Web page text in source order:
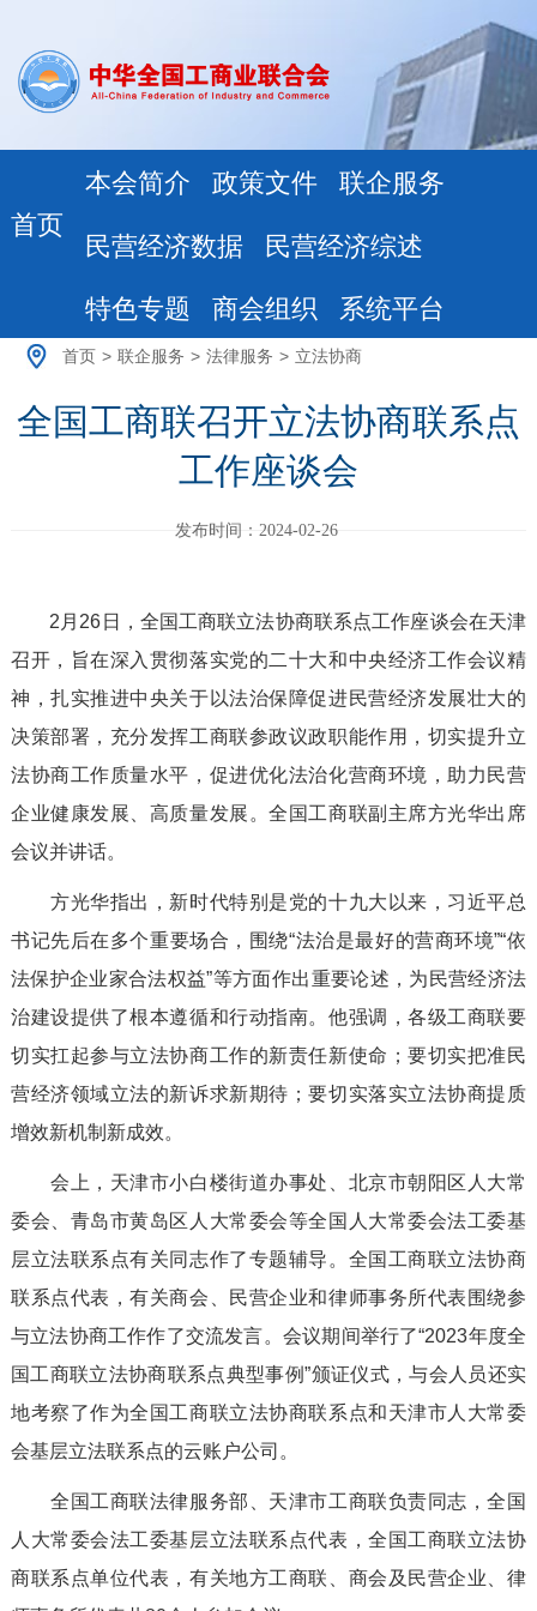
首页
本会简介 政策文件 联企服务
民营经济数据 民营经济综述
特色专题 商会组织 系统平台
首页 > 联企服务 > 法律服务 > 立法协商
全国工商联召开立法协商联系点
工作座谈会
发布时间：2024-02-26
2月26日，全国工商联立法协商联系点工作座谈会在天津
召开，旨在深入贯彻落实党的二十大和中央经济工作会议精
神，扎实推进中央关于以法治保障促进民营经济发展壮大的
决策部署，充分发挥工商联参政议政职能作用，切实提升立
法协商工作质量水平，促进优化法治化营商环境，助力民营
企业健康发展、高质量发展。全国工商联副主席方光华出席
会议并讲话。
方光华指出，新时代特别是党的十九大以来，习近平总
书记先后在多个重要场合，围绕“法治是最好的营商环境”“依
法保护企业家合法权益”等方面作出重要论述，为民营经济法
治建设提供了根本遵循和行动指南。他强调，各级工商联要
切实扛起参与立法协商工作的新责任新使命；要切实把准民
营经济领域立法的新诉求新期待；要切实落实立法协商提质
增效新机制新成效。
会上，天津市小白楼街道办事处、北京市朝阳区人大常
委会、青岛市黄岛区人大常委会等全国人大常委会法工委基
层立法联系点有关同志作了专题辅导。全国工商联立法协商
联系点代表，有关商会、民营企业和律师事务所代表围绕参
与立法协商工作作了交流发言。会议期间举行了“2023年度全
国工商联立法协商联系点典型事例”颁证仪式，与会人员还实
地考察了作为全国工商联立法协商联系点和天津市人大常委
会基层立法联系点的云账户公司。
全国工商联法律服务部、天津市工商联负责同志，全国
人大常委会法工委基层立法联系点代表，全国工商联立法协
商联系点单位代表，有关地方工商联、商会及民营企业、律